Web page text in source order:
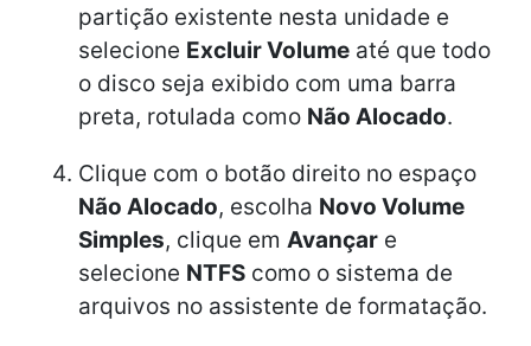
partição existente nesta unidade e
selecione Excluir Volume até que todo
o disco seja exibido com uma barra
preta, rotulada como Não Alocado.
Clique com o botão direito no espaço
Não Alocado, escolha Novo Volume
Simples, clique em Avançar e
selecione NTFS como o sistema de
arquivos no assistente de formatação.